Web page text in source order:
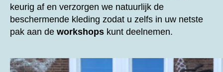
keurig af en verzorgen we natuurlijk de
beschermende kleding zodat u zelfs in uw netste
pak aan de workshops kunt deelnemen.